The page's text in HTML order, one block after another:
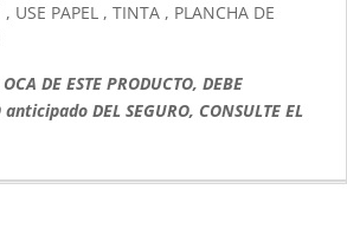
, USE PAPEL , TINTA , PLANCHA DE
DE ESTE PRODUCTO, DEBE
anticipado DEL SEGURO, CONSULTE EL